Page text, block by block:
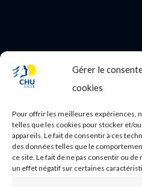
Gérer le
cookies
Pour offrir les meilleures expériences,
telles que les cookies pour stocker et/
appareils. Le fait de consentir à ces
des données telles que le
ce site. Le fait de ne pas consentir ou
un effet négatif sur certaines
Nos
Ecoles